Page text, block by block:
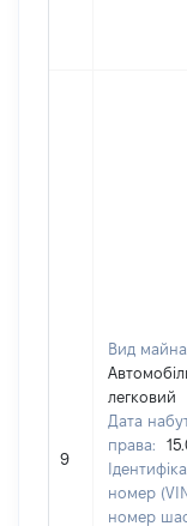
9
Вид
легковий
Дата
права:
номер
номер